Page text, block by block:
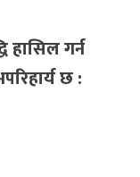
हासिल गर्न
छ :